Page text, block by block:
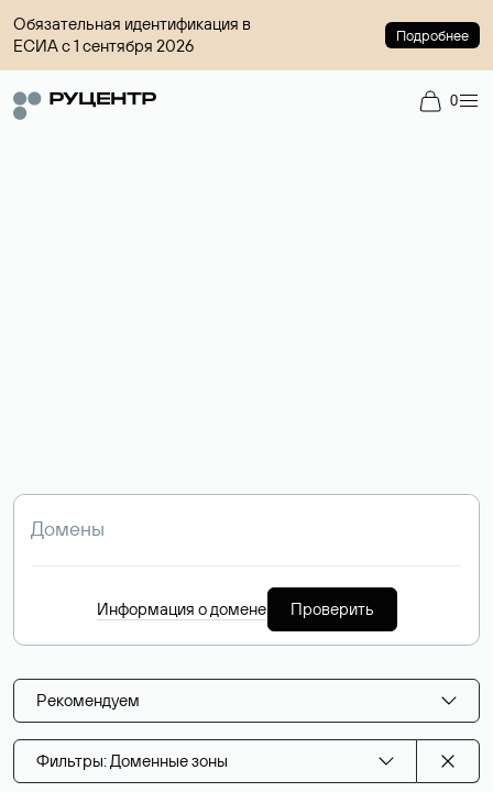
Обязательная идентификация в
ЕСИА с 1 сентября 2026
Подробнее
0
Информация о домене Проверить
Рекомендуем
Фильтры: Доменные зоны